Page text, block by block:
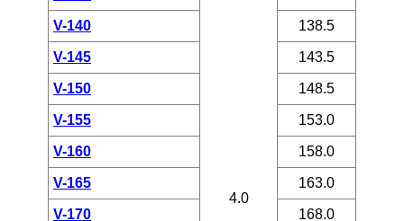
4.0
V-140 138.5
V-145 143.5
V-150 148.5
V-155 153.0
V-160 158.0
V-165 163.0
V-170 168.0